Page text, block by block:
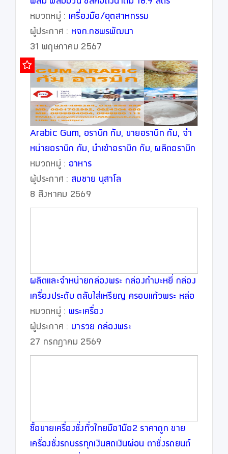
หมวดหมู่ : เครื่องมือ/อุตสาหกรรม
ผู้ประกาศ : หจก.กชพรพัฒนา
31 พฤษภาคม 2567
Arabic Gum, อราบิก กัม, ขายอราบิก กัม, จำ
หน่ายอราบิก กัม, นำเข้าอราบิก กัม, ผลิตอราบิก
กัม
หมวดหมู่ : อาหาร
ผู้ประกาศ : สมชาย นุสาโล
8 สิงหาคม 2569
ผลิตและจำหน่ายกล่องพระ กล่องกำมะหยี่ กล่อง
เครื่องประดับ ตลับใส่เหรียญ ครอบแก้วพระ หล่อ
พระ
หมวดหมู่ : พระเครื่อง
ผู้ประกาศ : มารวย กล่องพระ
27 กรกฎาคม 2569
ซื้อขายเครื่องชั่งทั่วไทยมือ1มือ2 ราคาถูก ขาย
เครื่องชั่งรถบรรทุกเงินสดเงินผ่อน ตาชั่งรถยนต์